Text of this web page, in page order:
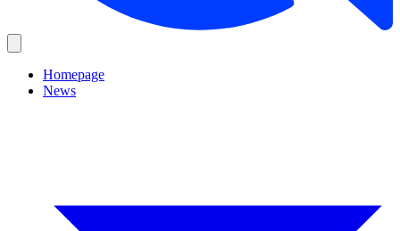
Homepage
News